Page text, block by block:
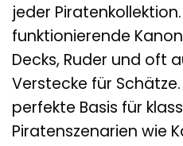
jeder
funktionierende
Decks, Ruder und oft
Verstecke für
perfekte Basis für
Piratenszenarien wie